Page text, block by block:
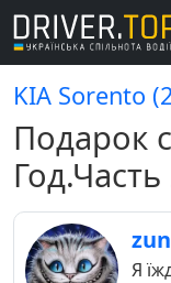
KIA Sorento
Подарок
Год.Часть
Я